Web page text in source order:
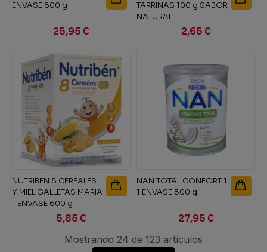
ENVASE 800 g
25,95 €
TARRINAS 100 g SABOR
NATURAL
2,65 €
NUTRIBEN 8 CEREALES
Y MIEL GALLETAS MARIA
1 ENVASE 600 g
5,85 €
NAN TOTAL CONFORT 1
1 ENVASE 800 g
27,95 €
Mostrando 24 de 123 artículos